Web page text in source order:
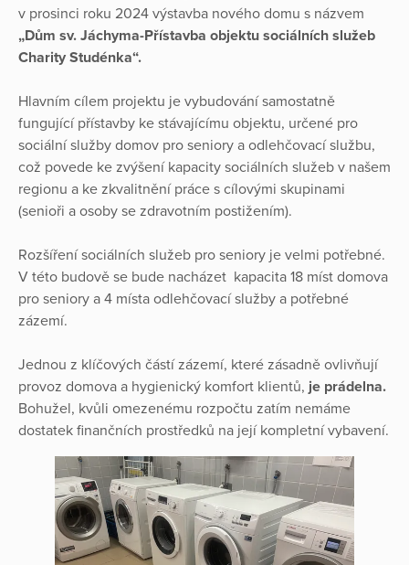
v prosinci roku 2024 výstavba nového domu s názvem
„Dům sv. Jáchyma-Přístavba objektu sociálních služeb
Charity Studénka“.
Hlavním cílem projektu je vybudování samostatně
fungující přístavby ke stávajícímu objektu, určené pro
sociální služby domov pro seniory a odlehčovací službu,
což povede ke zvýšení kapacity sociálních služeb v našem
regionu a ke zkvalitnění práce s cílovými skupinami
(senioři a osoby se zdravotním postižením).
Rozšíření sociálních služeb pro seniory je velmi potřebné.
V této budově se bude nacházet kapacita 18 míst domova
pro seniory a 4 místa odlehčovací služby a potřebné
zázemí.
Jednou z klíčových částí zázemí, které zásadně ovlivňují
provoz domova a hygienický komfort klientů, je prádelna.
Bohužel, kvůli omezenému rozpočtu zatím nemáme
dostatek finančních prostředků na její kompletní vybavení.